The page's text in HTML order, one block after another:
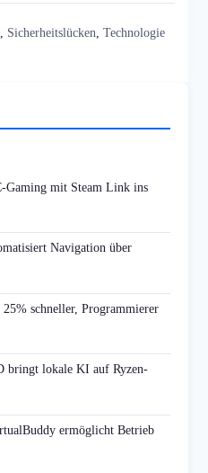
Sicherheitslücken Technologie
Gaming mit Steam Link ins
Navigation über
schneller, Programmierer
bringt lokale KI auf Ryzen-
ermöglicht Betrieb